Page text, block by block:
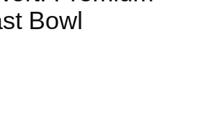
Bowl